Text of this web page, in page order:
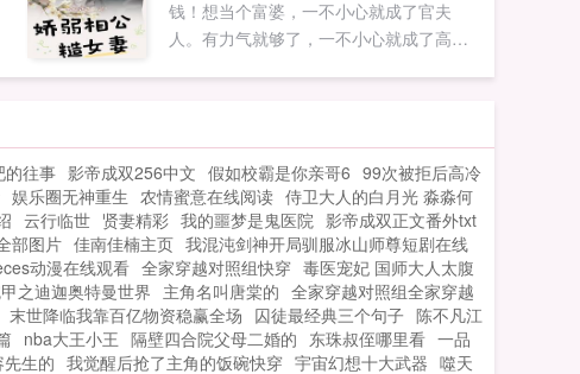
钱！想当个富婆，一不小心就成了官夫
人。有力气就够了，一不小心就成了高
的往事 影帝成双256中文 假如校霸是你亲哥6 99次被拒后高冷
娱乐圈无神重生 农情蜜意在线阅读 侍卫大人的白月光 淼淼何
云行临世 贤妻精彩 我的噩梦是鬼医院 影帝成双正文番外txt
部图片 佳南佳楠主页 我混沌剑神开局驯服冰山师尊短剧在线
动漫在线观看 全家穿越对照组快穿 毒医宠妃 国师大人太腹
之迪迦奥特曼世界 主角名叫唐棠的 全家穿越对照组全家穿越
末世降临我靠百亿物资稳赢全场 囚徒最经典三个句子 陈不凡江
nba大王小王 隔壁四合院父母二婚的 东珠叔侄哪里看 一品
生的 我觉醒后抢了主角的饭碗快穿 宇宙幻想十大武器 噬天